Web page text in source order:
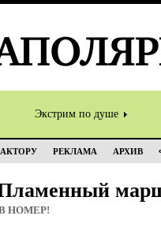
Экстрим по душе
РЕКЛАМА АРХИВ
НОМЕР!